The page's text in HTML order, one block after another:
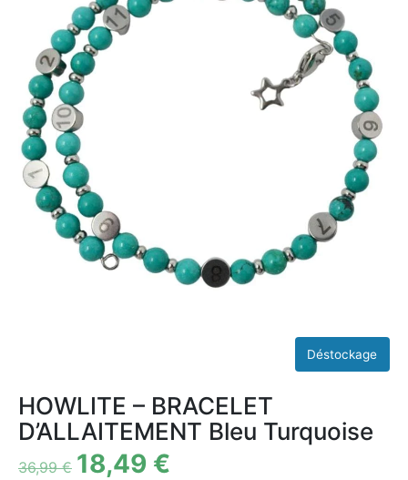
HOWLITE – BRACELET
D’ALLAITEMENT Bleu Turquoise
36,99€ 18,49 €